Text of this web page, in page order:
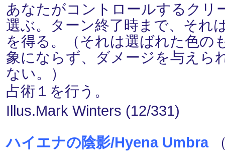
あなたがコントロールするクリ
選ぶ。ターン終了時まで、それ
を得る。（それは選ばれた色の
象にならず、ダメージを与えら
ない。）
占術１を行う。
Illus.Mark Winters (12/331)
ハイエナの陰影/Hyena Umbra